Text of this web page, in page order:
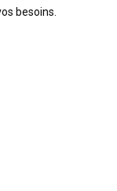
besoins.